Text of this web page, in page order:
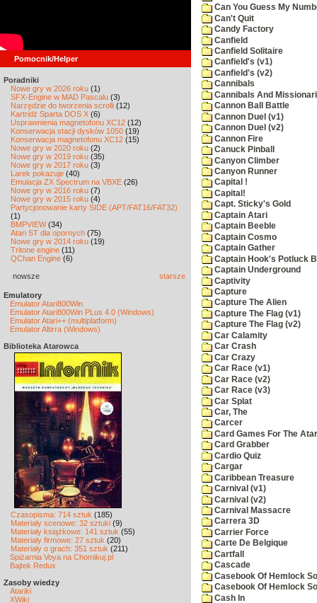
Pomocnik/Helper
Poradniki
Nowe gry w 2026 roku (1)
SFX-Engine w MAD Pascalu (3)
Narzędzie do tworzenia scrolli (12)
Kartridż Sparta DOS X (6)
Usprawnienia magnetofonu XC12 (12)
Konserwacja stacji dysków 1050 (19)
Konserwacja magnetofonu XC12 (15)
Nowe gry w 2020 roku (2)
Nowe gry w 2019 roku (35)
Nowe gry w 2017 roku (3)
Larek pokazuje (40)
Emulacja ZX Spectrum na VBXE (26)
Nowe gry w 2016 roku (7)
Nowe gry w 2015 roku (4)
Partycjonowanie karty SIDE (APT/FAT16/FAT32)
(1)
BMPVIEW(34)
Atari ST dla opornych (75)
Nowe gry w 2014 roku (19)
Tritone engine (11)
QChan Engine (6)
nowsze starsze
Emulatory
Emulator Atari800Win
Emulator Atari800Win PLus 4.0 (Windows)
Emulator Atari++ (multiplatform)
Emulator Altirra (Windows)
Biblioteka Atarowca
Czasopisma: 714 sztuk (185)
Materiały scenowe: 32 sztuki (9)
Materiały książkowe: 141 sztuk (55)
Materiały firmowe: 27 sztuk (20)
Materiały o grach: 351 sztuk (211)
Spiżarnia Voya na Chomikuj.pl
Bajtek Redux
Zasoby wiedzy
Atariki
XWiki
Can You Guess My
Can't Quit
Candy Factory
Canfield
Canfield Solitaire
Canfield's (v1)
Canfield's (v2)
Cannibals
Cannibals And
Cannon Ball Battle
Cannon Duel (v1)
Cannon Duel (v2)
Cannon Fire
Canuck Pinball
Canyon Climber
Canyon Runner
Capital !
Capital!
Capt. Sticky's Gold
Captain Atari
Captain Beeble
Captain Cosmo
Captain Gather
Captain Hook's Potluck
Captain Underground
Captivity
Capture
Capture The Alien
Capture The Flag (v1)
Capture The Flag (v2)
Car Calamity
Car Crash
Car Crazy
Car Race (v1)
Car Race (v2)
Car Race (v3)
Car Splat
Car, The
Carcer
Card Games For The
Card Grabber
Cardio Quiz
Cargar
Caribbean Treasure
Carnival (v1)
Carnival (v2)
Carnival Massacre
Carrera 3D
Carrier Force
Carte De Belgique
Cartfall
Cascade
Casebook Of Hemlock
Casebook Of Hemlock
Cash In